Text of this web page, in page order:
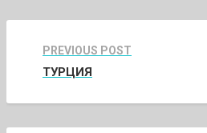
PREVIOUS POST
ТУРЦИЯ